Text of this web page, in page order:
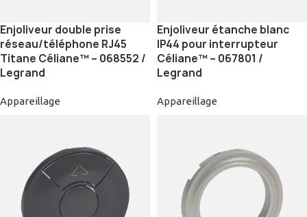
Enjoliveur double prise
réseau/téléphone RJ45
Titane Céliane™ – 068552 /
Legrand
Appareillage
Enjoliveur étanche blanc
IP44 pour interrupteur
Céliane™ – 067801 /
Legrand
Appareillage